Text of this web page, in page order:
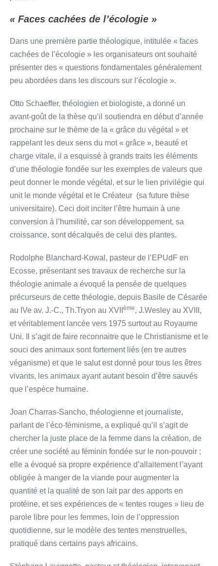
« Faces cachées de l’écologie »
Dans une première partie théologique, intitulée « faces
cachées de l’écologie » les organisateurs ont souhaité
présenter des « questions fondamentales généralement
peu abordées dans les discours sur l’écologie ».
Otto Schaeffer, théologien et biologiste, a donné un
avant-goût de la thèse qu’il soutiendra en début d’année
prochaine sur le thème de la « grâce du végétal » et
rappelant les deux sens du mot « grâce », beauté et
charge vitale, il a esquissé à grands traits les éléments
d’une théologie fondée sur les exemples de valeurs que
peut donner le monde végétal, et sur le lien privilégie qui
unit le monde végétal et le Créateur (sa future thèse
universitaire). Ceci doit inciter l’être humain à une
conversion à l’humilité, car son développement, sa
croissance, sont décalqués de celui des plantes.
Rodolphe Blanchard-Kowal, pasteur de l’EPUdF en
Ecosse, présentant ses travaux de recherche sur la
théologie animale a évoqué la pensée de quelques
précurseurs de cette théologie, depuis Basile de Césarée
au IVe av. J.-C., Th.Tryon au XVII ème, J.Wesley au XVIII,
et véritablement lancée vers 1975 surtout au Royaume
Uni. Il s’agit de faire reconnaitre que le Christianisme et le
souci des animaux sont fortement liés (en tre autres
véganisme) et que le salut est donné pour tous les êtres
vivants, les animaux ayant autant besoin d’être sauvés
que l’espèce humaine.
Joan Charras-Sancho, théologienne et journaliste,
parlant de l’éco-féminisme, a expliqué qu’il s’agit de
chercher la juste place de la femme dans la création, de
créer une société au féminin fondée sur le non-pouvoir ;
elle a évoqué sa propre expérience d’allaitement l’ayant
obligée à manger de la viande pour augmenter la
quantité et la qualité de son lait par des apports en
protéine, et ses expériences de « tentes rouges » lieu de
parole libre pour les femmes, loin de l’oppression
quotidienne, sur le modèle des tentes menstruelles,
pratiqué dans certains pays africains.